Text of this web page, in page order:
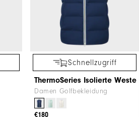
Schnellzugriff
ThermoSeries Isolierte Weste
Damen Golfbekleidung
€180